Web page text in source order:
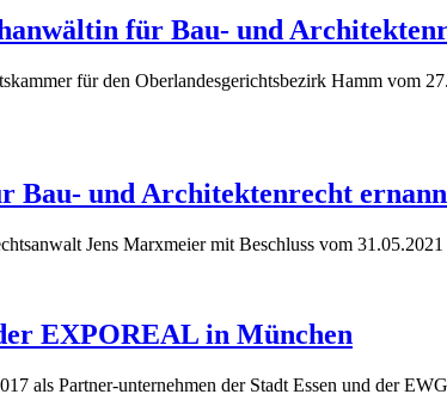
für Bau- und
für den Oberlandesgerichtsbezirk Hamm vom
Bau- und Architektenrecht
Jens Marxmeier mit Beschluss vom
EXPOREAL in München
als Partner-unternehmen der Stadt Essen und der